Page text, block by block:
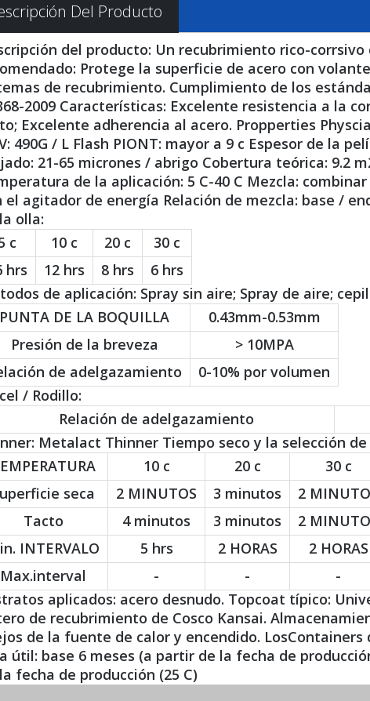
Del Producto
del producto: Un recubrimiento rico-corrsivo
Protege la superficie de acero con
de recubrimiento. Cumplimiento de los
2009 Características: Excelente resistencia a la
Excelente adherencia al acero. Propperties
490G / L Flash PIONT: mayor a 9 c Espesor de la
21-65 micrones / abrigo Cobertura teórica: 9.2
de la aplicación: 5 C-40 C Mezcla:
el agitador de energía Relación de mezcla: base /
olla:
c
10 c 20 c
30 c
hrs
12 hrs 8 hrs
6 hrs
de aplicación: Spray sin aire; Spray de aire;
PUNTA DE LA BOQUILLA
0.43mm-0.53mm
Presión de la breveza
> 10MPA
de adelgazamiento
0-10% por volumen
/ Rodillo:
Relación de adelgazamiento
Metalact Thinner Tiempo seco y la selección
10 c 20 c
30 c
seca
2 MINUTOS 3 minutos
2
Tacto
4 minutos 3 minutos
2
INTERVALO
5 hrs 2 HORAS
2 HORAS
Max.interval
- -
-
aplicados: acero desnudo. Topcoat típico:
de recubrimiento de Cosco Kansai.
de la fuente de calor y encendido.
útil: base 6 meses (a partir de la fecha de
fecha de producción (25 C)